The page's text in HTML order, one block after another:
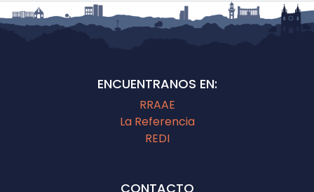
ENCUENTRANOS EN:
RRAAE
La Referencia
REDI
CONTACTO